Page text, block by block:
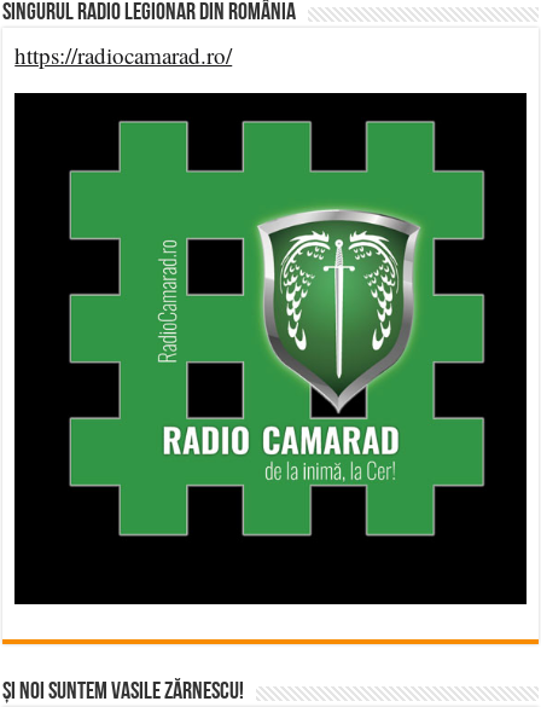
Singurul Radio Legionar din România
https://radiocamarad.ro/
Și noi suntem Vasile Zărnescu!